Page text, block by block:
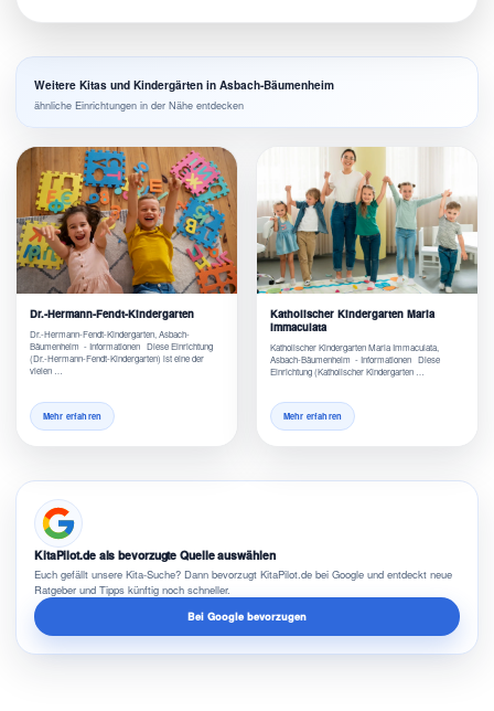
Weitere Kitas und Kindergärten in Asbach-Bäumenheim
ähnliche Einrichtungen in der Nähe entdecken
Dr.-Hermann-Fendt-Kindergarten
Dr.-Hermann-Fendt-Kindergarten, Asbach-
Bäumenheim - Informationen Diese Einrichtung
(Dr.-Hermann-Fendt-Kindergarten) ist eine der
vielen …
Mehr erfahren
Katholischer Kindergarten Maria
Immaculata
Katholischer Kindergarten Maria Immaculata,
Asbach-Bäumenheim - Informationen Diese
Einrichtung (Katholischer Kindergarten …
Mehr erfahren
KitaPilot.de als bevorzugte Quelle auswählen
Euch gefällt unsere Kita-Suche? Dann bevorzugt KitaPilot.de bei Google und entdeckt neue
Ratgeber und Tipps künftig noch schneller.
Bei Google bevorzugen